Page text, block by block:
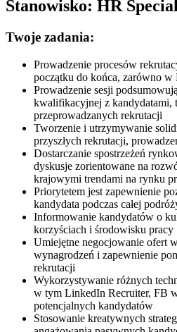
Stanowisko: HR
Twoje zadania:
Prowadzenie procesów
początku do końca, zarówno w
Prowadzenie sesji
kwalifikacyjnej z kandydatami,
przeprowadzanych rekrutacji
Tworzenie i utrzymywanie
przyszłych rekrutacji,
Dostarczanie spostrzeżeń
dyskusje zorientowane na
krajowymi trendami na rynku
Priorytetem jest zapewnienie
kandydata podczas całej
Informowanie kandydatów o
korzyściach i środowisku pracy
Umiejętne negocjowanie ofert
wynagrodzeń i zapewnienie
rekrutacji
Wykorzystywanie różnych
w tym LinkedIn Recruiter, FB
potencjalnych kandydatów
Stosowanie kreatywnych